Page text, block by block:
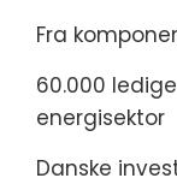
Fra
60.000
energisektor
Danske